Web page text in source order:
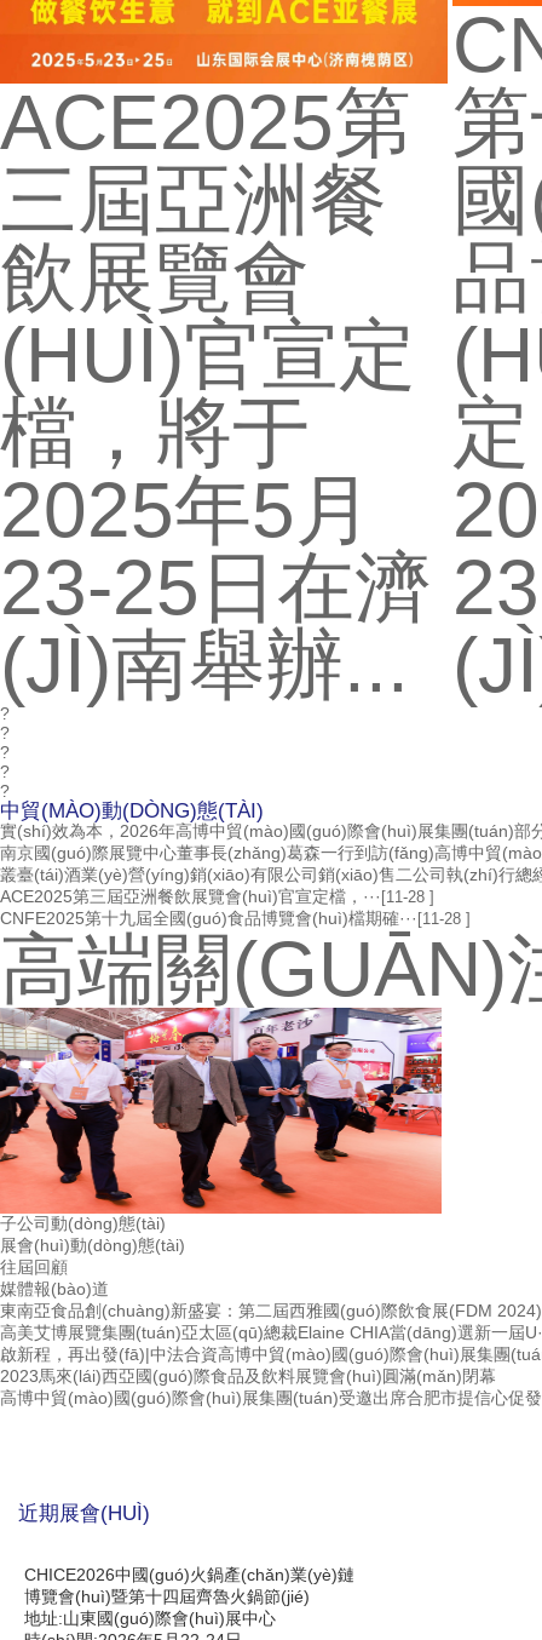
ACE2025第
三屆亞洲餐
飲展覽會
(HUÌ)官宣定
檔，將于
2025年5月
23-25日在濟
(JÌ)南舉辦...
?
?
?
?
?
中貿(MÀO)動(DÒNG)態(TÀI)
實(shí)效為本，2026年高博中貿(mào)國(guó)際會(huì)展集團(tuán)部
南京國(guó)際展覽中心董事長(zhǎng)葛森一行到訪(fǎng)高博中貿
叢臺(tái)酒業(yè)營(yíng)銷(xiāo)有限公司銷(xiāo)售二公司執(zhí)行總
ACE2025第三屆亞洲餐飲展覽會(huì)官宣定檔，··· [11-28 ]
CNFE2025第十九屆全國(guó)食品博覽會(huì)檔期確··· [11-28 ]
高端關
子公司動(dòng)態(tài)
展會(huì)動(dòng)態(tài)
往屆回顧
媒體報(bào)道
東南亞食品創(chuàng)新盛宴：第二屆西雅國(guó)際飲食展(FDM
高美艾博展覽集團(tuán)亞太區(qū)總裁Elaine CHIA當(dāng)選新一屆
啟新程，再出發(fā)|中法合資高博中貿(mào)國(guó)際會(huì)展集團
2023馬來(lái)西亞國(guó)際食品及飲料展覽會(huì)圓滿(mǎn)閉幕
高博中貿(mào)國(guó)際會(huì)展集團(tuán)受邀出席合肥市提信心促發
近期展會(HUÌ)
CHICE2026中國(guó)火鍋產(chǎn)業(yè)鏈
博覽會(huì)暨第十四屆齊魯火鍋節(jié)
地址:山東國(guó)際會(huì)展中心